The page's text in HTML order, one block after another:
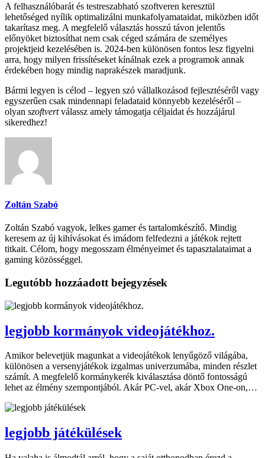
A felhasználóbarát és testreszabható szoftveren keresztül
lehetőséged nyílik optimalizálni munkafolyamataidat, miközben időt
takarítasz meg. A megfelelő választás hosszú távon jelentős
előnyöket biztosíthat nem csak céged számára de személyes
projektjeid kezelésében is. 2024-ben különösen fontos lesz figyelni
arra, hogy milyen frissítéseket kínálnak ezek a programok annak
érdekében hogy mindig naprakészek maradjunk.
Bármi legyen is célod – legyen szó vállalkozásod fejlesztéséről vagy
egyszerűen csak mindennapi feladataid könnyebb kezeléséről –
olyan szoftvertválassz amely támogatja céljaidat és hozzájárul
sikeredhez!
Zoltán Szabó
Zoltán Szabó vagyok, lelkes gamer és tartalomkészítő. Mindig
keresem az új kihívásokat és imádom felfedezni a játékok rejtett
titkait. Célom, hogy megosszam élményeimet és tapasztalataimat a
gaming közösséggel.
Legutóbb hozzáadott bejegyzések
legjobb kormányok videojátékhoz.
Amikor belevetjük magunkat a videojátékok lenyűgöző világába,
különösen a versenyjátékok izgalmas univerzumába, minden részlet
számít. A megfelelő kormánykerék kiválasztása döntő fontosságú
lehet az élmény szempontjából. Akár PC-vel, akár Xbox One-on,…
legjobb játékülések